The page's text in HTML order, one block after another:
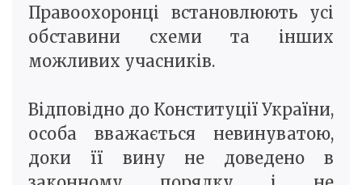
Правоохоронці встановлюють усі
обставини схеми та інших
можливих учасників.
Відповідно до Конституції України,
особа вважається невинуватою,
доки її вину не доведено в